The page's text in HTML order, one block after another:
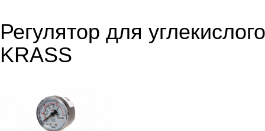
Регулятор для
KRASS